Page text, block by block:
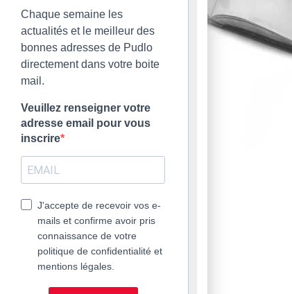
Chaque semaine les
actualités et le meilleur des
bonnes adresses de Pudlo
directement dans votre boite
mail.
Veuillez renseigner votre
adresse email pour vous
inscrire
J'accepte de recevoir vos e-
mails et confirme avoir pris
connaissance de votre
politique de confidentialité et
mentions légales.